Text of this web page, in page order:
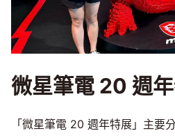
微星筆電 20 週
「微星筆電 20 週年特展」主要